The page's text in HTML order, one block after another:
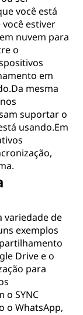
você está
estiver
nuvem para
o
em
mesma
suportar o
usando.Em
variedade de
exemplos
Drive e o
para
o SYNC
o WhatsApp,